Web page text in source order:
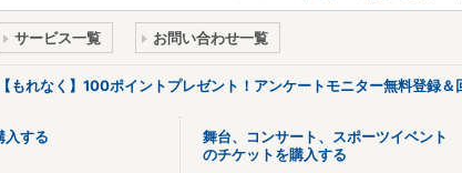
サービス一覧 お問い合わせ一覧
【もれなく】100ポイントプレゼント！アンケートモニター無料登録
入する
舞台、コンサート、スポーツイベント
のチケットを購入する